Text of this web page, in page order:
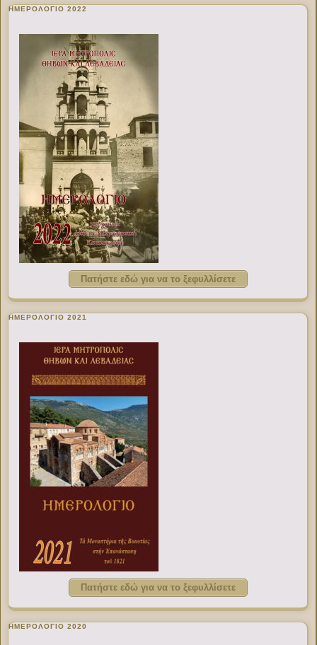
ΗΜΕΡΟΛΟΓΙΟ 2022
Πατήστε εδώ για να το ξεφυλλίσετε
ΗΜΕΡΟΛΟΓΙΟ 2021
Πατήστε εδώ για να το ξεφυλλίσετε
ΗΜΕΡΟΛΟΓΙΟ 2020